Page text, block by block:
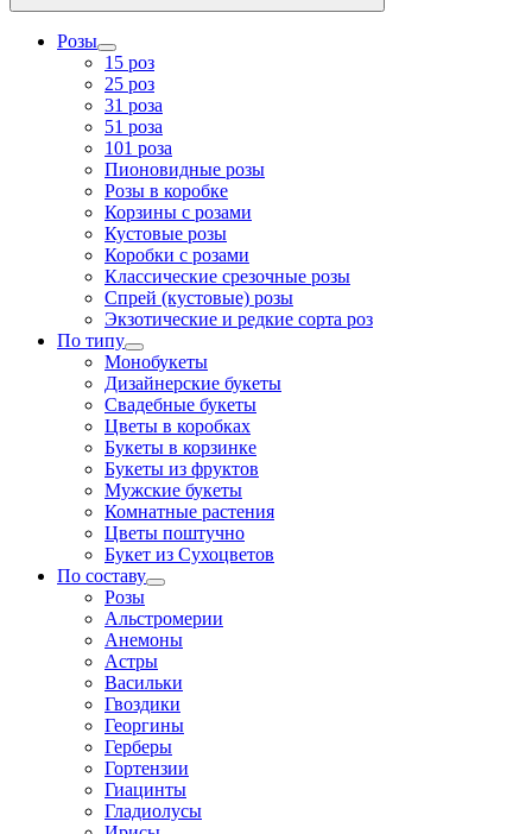
Розы
15 роз
25 роз
31 роза
51 роза
101 роза
Пионовидные розы
Розы в коробке
Корзины с розами
Кустовые розы
Коробки с розами
Классические срезочные розы
Спрей (кустовые) розы
Экзотические и редкие сорта роз
По типу
Монобукеты
Дизайнерские букеты
Свадебные букеты
Цветы в коробках
Букеты в корзинке
Букеты из фруктов
Мужские букеты
Комнатные растения
Цветы поштучно
Букет из Сухоцветов
По составу
Розы
Альстромерии
Анемоны
Астры
Васильки
Гвоздики
Георгины
Герберы
Гортензии
Гиацинты
Гладиолусы